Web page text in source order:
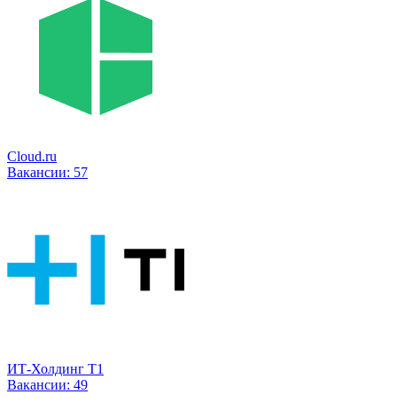
Cloud.ru
Вакансии: 57
ИТ-Холдинг Т1
Вакансии: 49